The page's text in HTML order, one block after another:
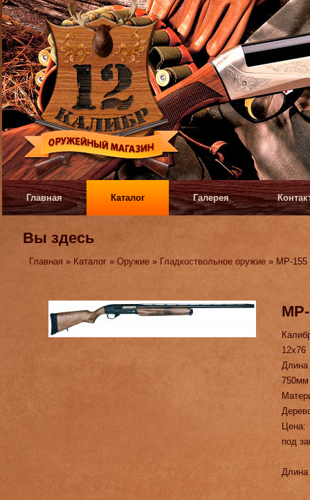
Главная Каталог Галерея
Вы здесь
Главная » Каталог »Оружие » Гладкоствольное оружие » МР-155
МР-
12х76
750мм
Цена:
под
Длина